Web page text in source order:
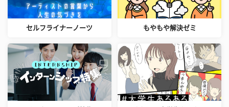
セルフライナーノーツ もやもや解決ゼミ